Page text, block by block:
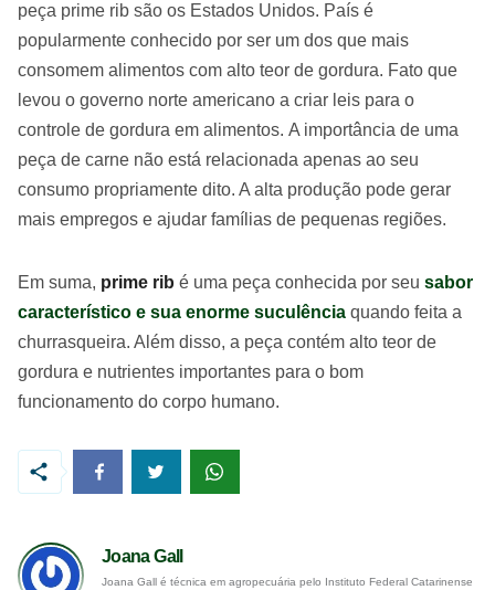
peça prime rib são os Estados Unidos. País é
popularmente conhecido por ser um dos que mais
consomem alimentos com alto teor de gordura. Fato que
levou o governo norte americano a criar leis para o
controle de gordura em alimentos. A importância de uma
peça de carne não está relacionada apenas ao seu
consumo propriamente dito. A alta produção pode gerar
mais empregos e ajudar famílias de pequenas regiões.
Em suma, prime rib é uma peça conhecida por seu sabor
característico e sua enorme suculência quando feita a
churrasqueira. Além disso, a peça contém alto teor de
gordura e nutrientes importantes para o bom
funcionamento do corpo humano.
Joana Gall
Joana Gall é técnica em agropecuária pelo Instituto Federal Catarinense